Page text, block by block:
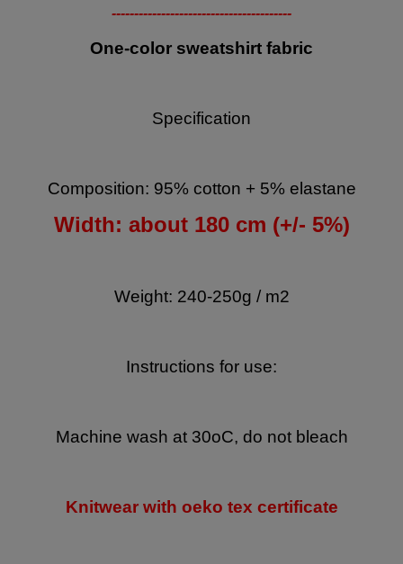
----------------------------------------
One-color sweatshirt fabric
Specification
Composition: 95% cotton + 5% elastane
Width: about 180 cm (+/- 5%)
Weight: 240-250g / m2
Instructions for use:
Machine wash at 30oC, do not bleach
Knitwear with oeko tex certificate